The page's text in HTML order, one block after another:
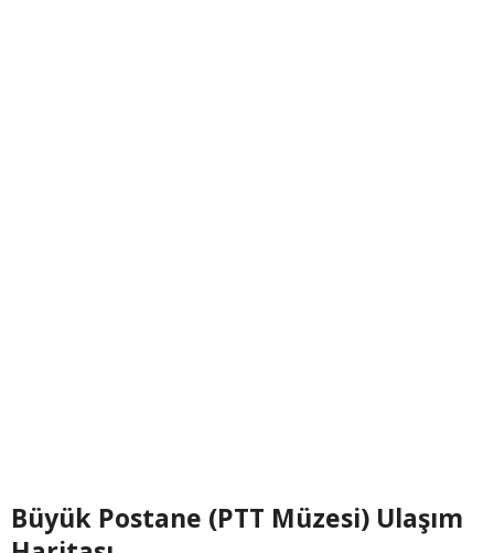
Büyük Postane (PTT Müzesi) Ulaşım